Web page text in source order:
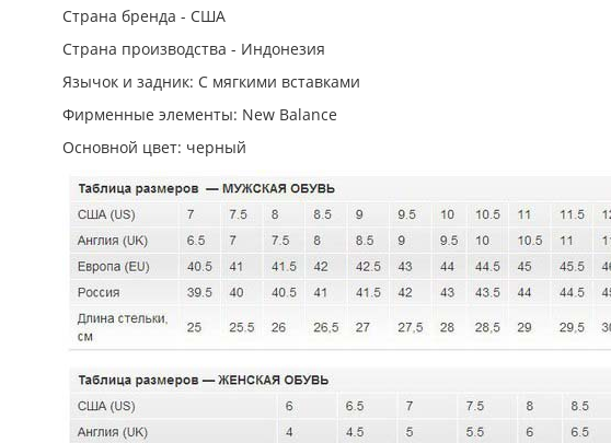
Страна бренда - США
Страна производства - Индонезия
Язычок и задник: С мягкими вставками
Фирменные элементы: New Balance
Основной цвет: черный